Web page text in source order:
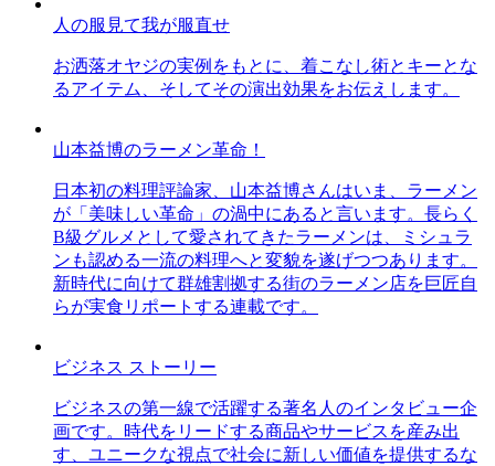
人の服見て我が服直せ
お洒落オヤジの実例をもとに、着こなし術とキーとな
るアイテム、そしてその演出効果をお伝えします。
山本益博のラーメン革命！
日本初の料理評論家、山本益博さんはいま、ラーメン
が「美味しい革命」の渦中にあると言います。長らく
B級グルメとして愛されてきたラーメンは、ミシュラ
ンも認める一流の料理へと変貌を遂げつつあります。
新時代に向けて群雄割拠する街のラーメン店を巨匠自
らが実食リポートする連載です。
ビジネス ストーリー
ビジネスの第一線で活躍する著名人のインタビュー企
画です。時代をリードする商品やサービスを産み出
す、ユニークな視点で社会に新しい価値を提供するな